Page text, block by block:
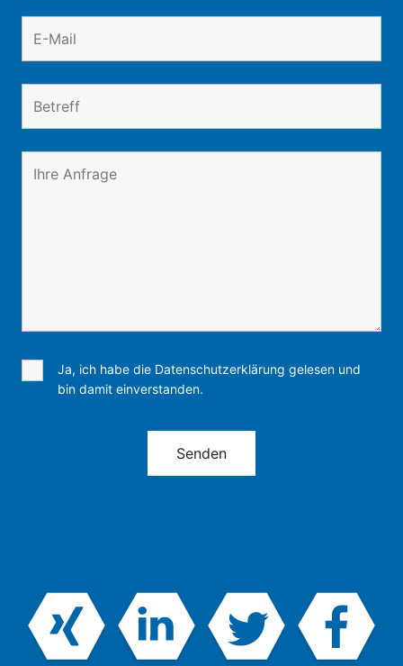
Ja, ich habe die Datenschutzerklärung gelesen und
bin damit einverstanden.